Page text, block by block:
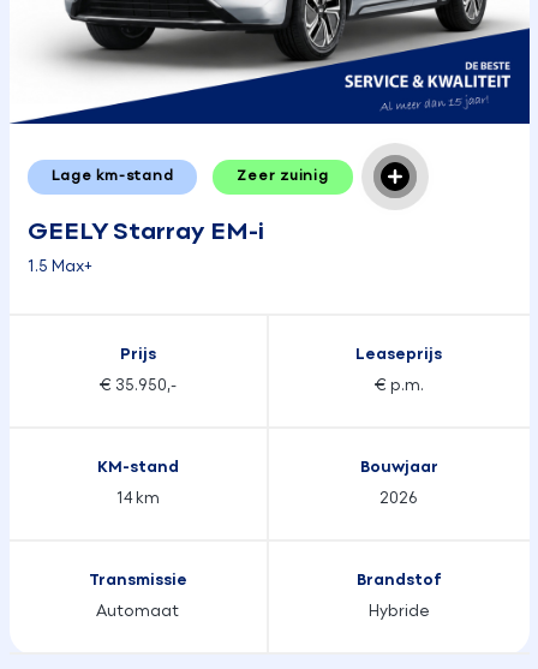
Lage km-stand Zeer zuinig
GEELY Starray EM-i
1.5 Max+
Prijs
€ 35.950,-
Leaseprijs
€ p.m.
KM-stand
14 km
Bouwjaar
2026
Transmissie
Automaat
Brandstof
Hybride